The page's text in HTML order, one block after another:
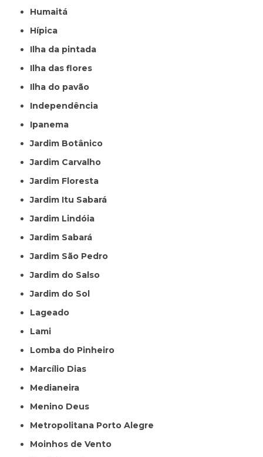
Humaitá
Hípica
Ilha da pintada
Ilha das flores
Ilha do pavão
Independência
Ipanema
Jardim Botânico
Jardim Carvalho
Jardim Floresta
Jardim Itu Sabará
Jardim Lindóia
Jardim Sabará
Jardim São Pedro
Jardim do Salso
Jardim do Sol
Lageado
Lami
Lomba do Pinheiro
Marcílio Dias
Medianeira
Menino Deus
Metropolitana Porto Alegre
Moinhos de Vento